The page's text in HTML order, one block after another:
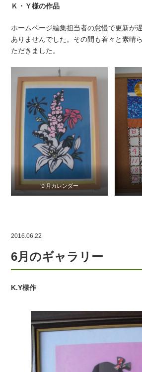
Ｋ・Ｙ様の作品
ホームページ編集担当者の怠慢で更新が
ありませんでした。その間も着々と素晴
ただきました。
９月カレンダー
2016.06.22
6月のギャラリー
K.Y様作